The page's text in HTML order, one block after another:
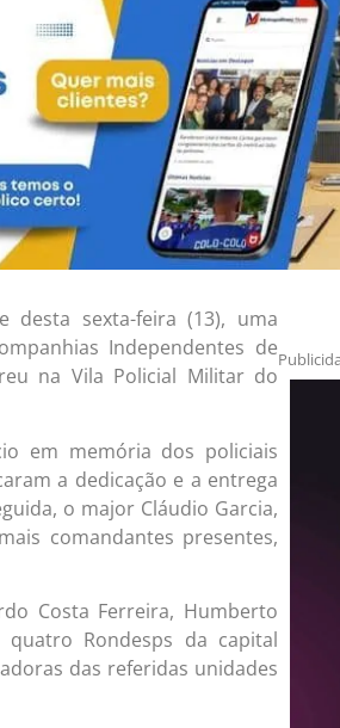
sexta-feira (13), uma
Independentes de
na Vila Policial Militar do
em memória dos policiais
a dedicação e a entrega
o major Cláudio Garcia,
comandantes presentes,
Costa Ferreira, Humberto
Rondesps da capital
das referidas unidades